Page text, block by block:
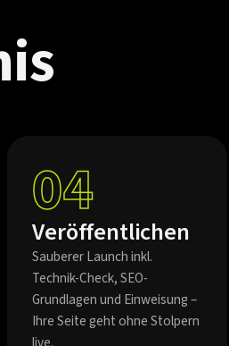
04
Veröffentlichen
Sauberer Launch inkl.
Technik-Check, SEO-
Grundlagen und Einweisung –
Ihre Seite geht ohne Stolpern